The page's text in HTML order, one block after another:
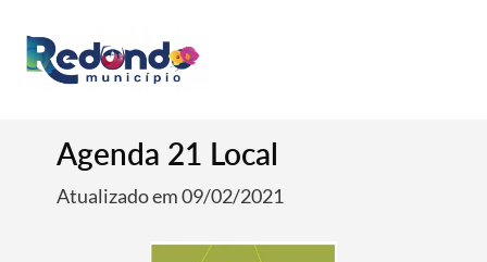
Agenda 21 Local
Atualizado em 09/02/2021